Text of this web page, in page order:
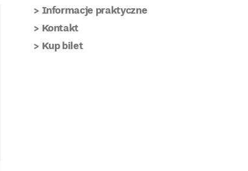
Informacje praktyczne
Kontakt
Kup bilet